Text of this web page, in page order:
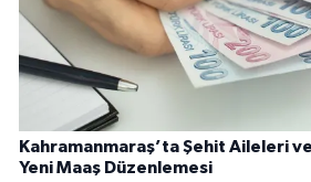
Kahramanmaraş’ta Şehit Aileleri
Yeni Maaş Düzenlemesi